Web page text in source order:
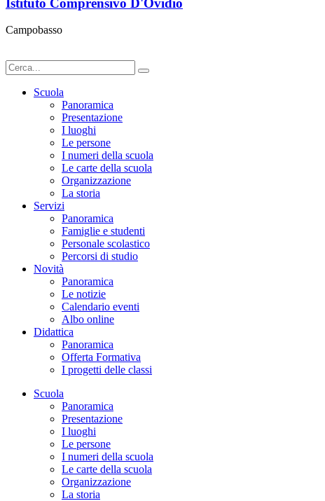
Campobasso
Scuola
Panoramica
Presentazione
I luoghi
Le persone
I numeri della scuola
Le carte della scuola
Organizzazione
La storia
Servizi
Panoramica
Famiglie e studenti
Personale scolastico
Percorsi di studio
Novità
Panoramica
Le notizie
Calendario eventi
Albo online
Didattica
Panoramica
Offerta Formativa
I progetti delle classi
Scuola
Panoramica
Presentazione
I luoghi
Le persone
I numeri della scuola
Le carte della scuola
Organizzazione
La storia